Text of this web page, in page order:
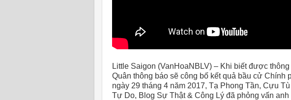
Little Saigon (VanHoaNBLV) – Khi biết được
Quân thông báo sẽ công bố kết quả bầu cử Chính
ngày 29 tháng 4 năm 2017, Tạ Phong Tần, Cựu
Tự Do, Blog Sự Thật & Công Lý đã phỏng vấn